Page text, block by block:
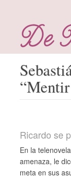
Ricardo se
En la
amenaza, le
meta en sus